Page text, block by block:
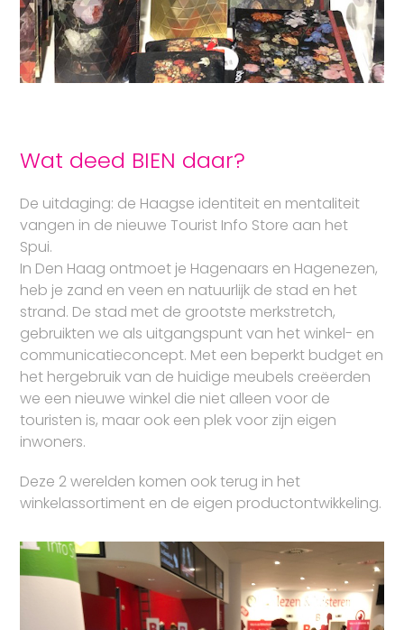
Wat deed BIEN daar?
De uitdaging: de Haagse identiteit en mentaliteit
vangen in de nieuwe Tourist Info Store aan het
Spui.
In Den Haag ontmoet je Hagenaars en Hagenezen,
heb je zand en veen en natuurlijk de stad en het
strand. De stad met de grootste merkstretch,
gebruikten we als uitgangspunt van het winkel- en
communicatieconcept. Met een beperkt budget en
het hergebruik van de huidige meubels creëerden
we een nieuwe winkel die niet alleen voor de
touristen is, maar ook een plek voor zijn eigen
inwoners.
Deze 2 werelden komen ook terug in het
winkelassortiment en de eigen productontwikkeling.